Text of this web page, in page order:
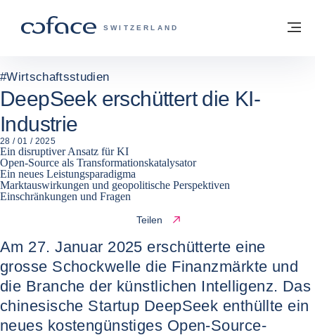
COFACE FOR TRADE - WEBSEITE DER
SWITZERLAND
Zurück zur Startseite
#Wirtschaftsstudien
DeepSeek erschüttert die KI-
Industrie
28 / 01 / 2025
Ein disruptiver Ansatz für KI
Open-Source als Transformationskatalysator
Ein neues Leistungsparadigma
Marktauswirkungen und geopolitische Perspektiven
Einschränkungen und Fragen
Teilen
Am 27. Januar 2025 erschütterte eine
grosse Schockwelle die Finanzmärkte und
die Branche der künstlichen Intelligenz. Das
chinesische Startup DeepSeek enthüllte ein
neues kostengünstiges Open-Source-